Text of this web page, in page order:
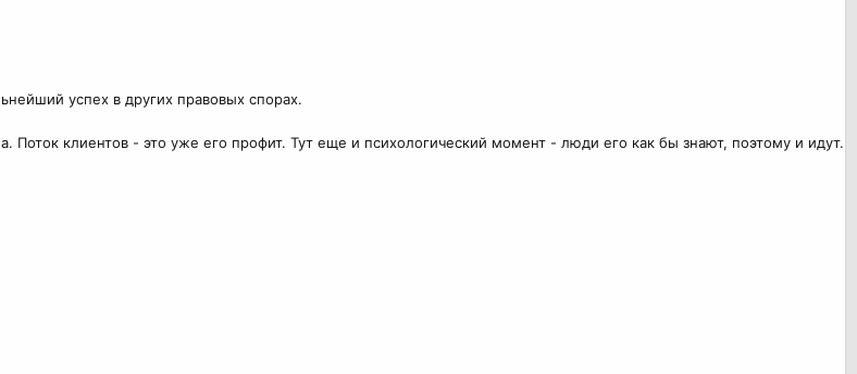
успех в других правовых спорах.
Поток клиентов - это уже его профит. Тут еще и психологический момент - люди его как бы знают, поэтому и идут.